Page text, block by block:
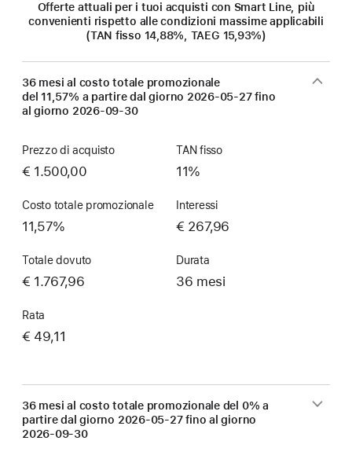
Offerte attuali per i tuoi acquisti con Smart Line, più
convenienti rispetto alle condizioni massime applicabili
(TAN fisso 14,88%, TAEG 15,93%)
36 mesi al costo totale promozionale
del 11,57% a partire dal giorno 2026-05-27fino
al giorno 2026-09-30
Prezzo di acquisto
€ 1.500,00
TAN fisso
11%
Costo totale promozionale
11,57%
Interessi
€ 267,96
Totale dovuto
€ 1.767,96
Durata
36 mesi
Rata
€ 49,11
36 mesi al costo totale promozionale del 0% a
partire dal giorno 2026-05-27fino al giorno
2026-09-30